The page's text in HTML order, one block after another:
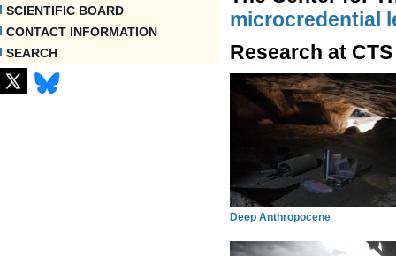
SCIENTIFIC BOARD
CONTACT INFORMATION
SEARCH
microcredential
Research at
Deep Anthropocene